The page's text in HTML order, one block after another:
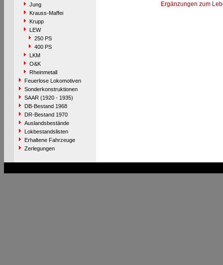
Jung
Krauss-Maffei
Krupp
LEW
250 PS
400 PS
LKM
O&K
Rheinmetall
Feuerlose Lokomotiven
Sonderkonstruktionen
SAAR (1920 - 1935)
DB-Bestand 1968
DR-Bestand 1970
Auslandsbestände
Lokbestandslisten
Erhaltene Fahrzeuge
Zerlegungen
Ergänzungen zum